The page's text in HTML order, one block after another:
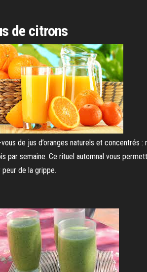
de citrons
de jus d’oranges naturels et concentrés :
par semaine. Ce rituel automnal vous
peur de la grippe.